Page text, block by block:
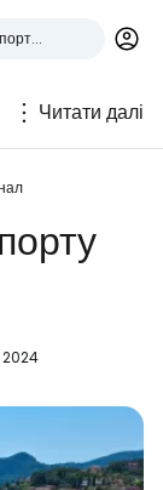
Читати далі
2024